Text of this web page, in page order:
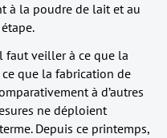
à la poudre de lait et au
faut veiller à ce que la
que la fabrication de
à d’autres
ne déploient
Depuis ce printemps,